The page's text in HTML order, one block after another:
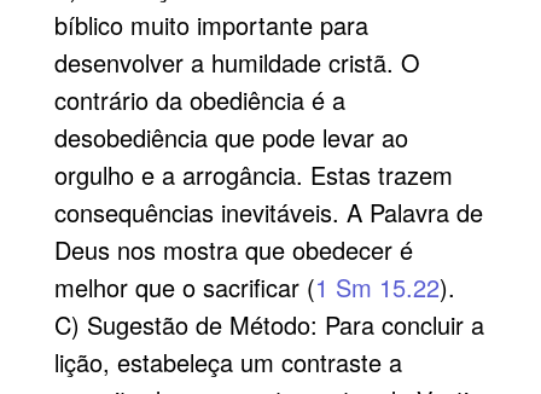
bíblico muito importante para
desenvolver a humildade cristã. O
contrário da obediência é a
desobediência que pode levar ao
orgulho e a arrogância. Estas trazem
consequências inevitáveis. A Palavra de
Deus nos mostra que obedecer é
melhor que o sacrificar (1 Sm 15.22).
C) Sugestão de Método: Para concluir a
lição, estabeleça um contraste a